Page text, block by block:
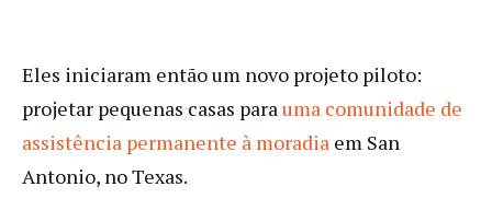
Eles iniciaram então um novo projeto piloto:
projetar pequenas casas parauma comunidade de
assistência permanente à moradia em San
Antonio, no Texas.